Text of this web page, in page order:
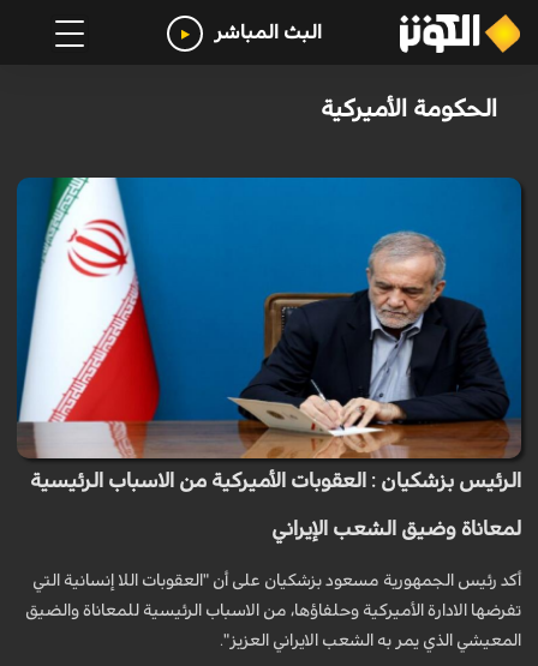
البث المباشر
الحكومة الأميركية
الرئيس بزشكيان : العقوبات الأميركية من الاسباب الرئيسية
لمعاناة وضيق الشعب الإيراني
أكد رئيس الجمهورية مسعود بزشکیان على أن "العقوبات اللا إنسانية التي
تفرضها الادارة الأميركية وحلفاؤها، من الاسباب الرئيسية للمعاناة والضيق
المعيشي الذي يمر به الشعب الايراني العزيز".